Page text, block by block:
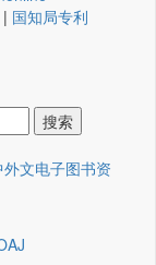
| 国知局专利
外文电子图书资